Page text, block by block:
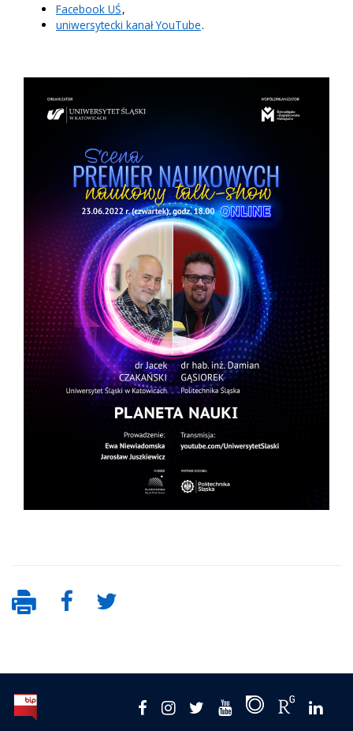
Facebook UŚ,
uniwersytecki kanał YouTube.